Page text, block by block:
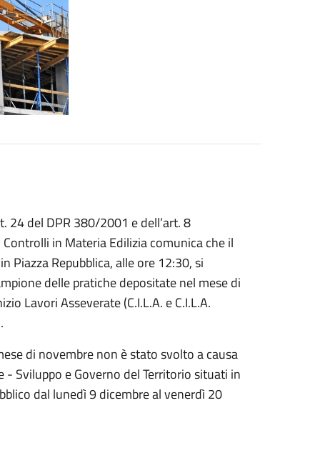
24 del DPR 380/2001 e dell’art. 8
in Materia Edilizia comunica che il
Piazza Repubblica, alle ore 12:30, si
delle pratiche depositate nel mese di
Lavori Asseverate (C.I.L.A. e C.I.L.A.
di novembre non è stato svolto a causa
Sviluppo e Governo del Territorio situati in
dal lunedì 9 dicembre al venerdì 20